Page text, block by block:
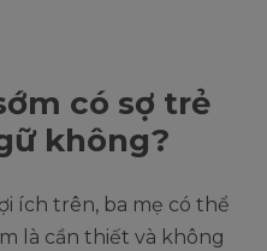
có sợ trẻ
không?
ích trên, ba mẹ có thể
là cần thiết và không